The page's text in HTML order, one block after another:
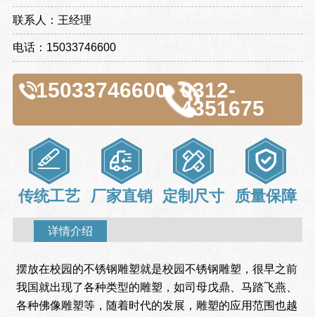
联系人：王经理
电话：15033746600
15033746600 0312-
4351675
传统工艺 厂家直销 定制尺寸 质量保障
详情介绍
摆放在校园的不锈钢雕塑就是校园不锈钢雕塑，很早之前
我国就出现了各种类型的雕塑，如司母戊鼎、马踏飞燕、
各种佛像雕塑等，随着时代的发展，雕塑的应用范围也越